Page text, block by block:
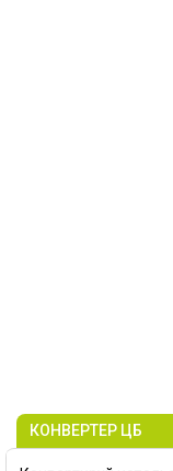
КОНВЕРТЕР ЦБ